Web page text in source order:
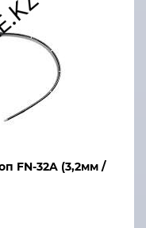
FN-32A (3,2мм /